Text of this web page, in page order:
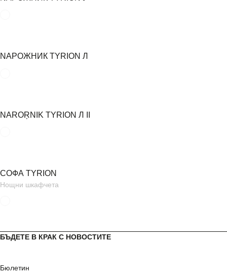
NАРОЖНИК TYRION Л
NAROŖNIK TYRION Л II
СОФА TYRION
Нощни шкафчета
БЪДЕТЕ В КРАК С НОВОСТИТЕ
Бюлетин